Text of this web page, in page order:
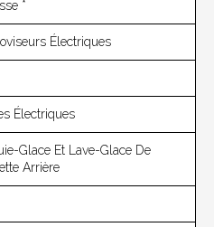
*
Électriques
Électriques
Glace Et Lave-Glace De
Arrière